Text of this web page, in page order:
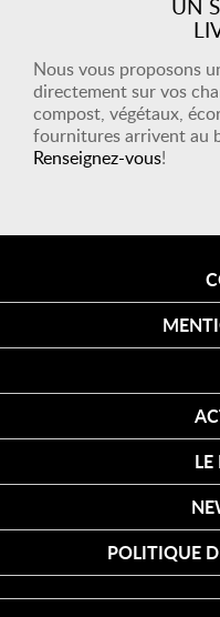
UN
Nous vous proposons
directement sur vos
compost, végétaux,
fournitures arrivent au
Renseignez-vous!
POLITIQUE